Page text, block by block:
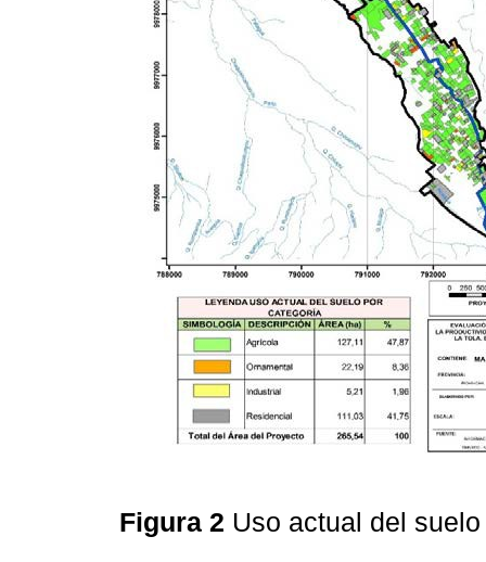
Figura 2 Uso actual del